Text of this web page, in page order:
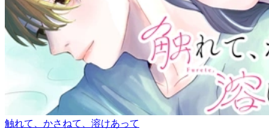
触れて、かさねて、溶けあって